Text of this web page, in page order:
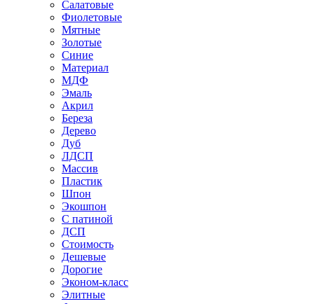
Салатовые
Фиолетовые
Мятные
Золотые
Синие
Материал
МДФ
Эмаль
Акрил
Береза
Дерево
Дуб
ЛДСП
Массив
Пластик
Шпон
Экошпон
С патиной
ДСП
Стоимость
Дешевые
Дорогие
Эконом-класс
Элитные